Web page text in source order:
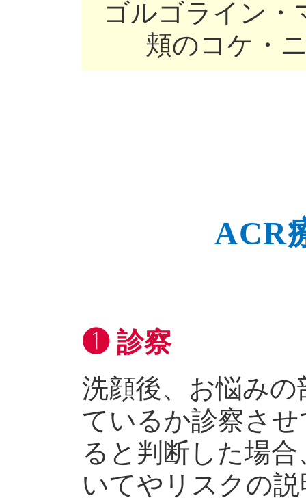
ゴルゴライン・
頬のコケ・
ACR
❶ 診察
洗顔後、お悩み
ているか診察さ
ると判断した場
いてやリスクの